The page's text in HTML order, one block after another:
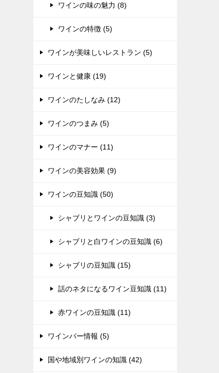
ワインの味の魅力 (8)
ワインの特徴 (5)
ワインが美味しいレストラン (5)
ワインと健康 (19)
ワインのたしなみ (12)
ワインのつまみ (5)
ワインのマナー (11)
ワインの美容効果 (9)
ワインの豆知識 (50)
シャブリとワインの豆知識 (3)
シャブリと白ワインの豆知識 (6)
シャブリの豆知識 (15)
話のネタになるワイン豆知識 (11)
赤ワインの豆知識 (11)
ワインバー情報 (5)
国や地域別ワインの知識 (42)